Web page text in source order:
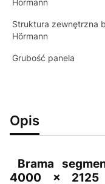
Hörmann
Struktura zewnętrzna
Hörmann
Grubość panela
Opis
Brama
4000 × 2125